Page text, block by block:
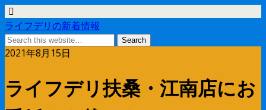
ライフデリの新着情報
2021年8月15日
ライフデリ扶桑・江南店にお